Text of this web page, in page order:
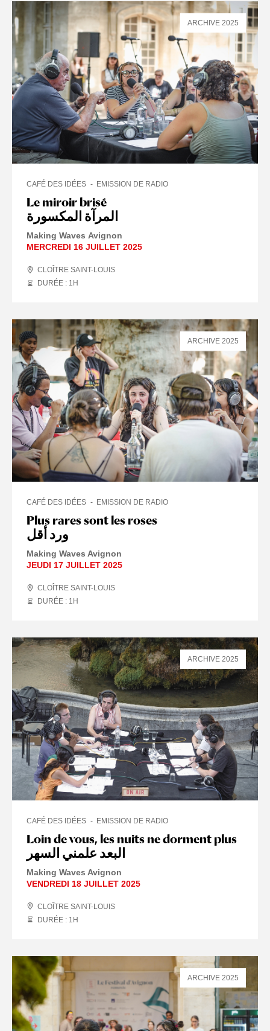
Le miroir brisé
المرآة المكسورة
CAFÉ DES IDÉES EMISSION DE RADIO
Making Waves Avignon
MERCREDI 16 JUILLET 2025
CLOÎTRE SAINT-LOUIS
DURÉE : 1 H
ARCHIVE 2025
Plus rares sont les roses
ورد أقل
CAFÉ DES IDÉES EMISSION DE RADIO
Making Waves Avignon
JEUDI 17 JUILLET 2025
CLOÎTRE SAINT-LOUIS
DURÉE : 1 H
ARCHIVE 2025
Loin de vous, les nuits ne dorment plus
البعد علمني السهر
CAFÉ DES IDÉES EMISSION DE RADIO
Making Waves Avignon
VENDREDI 18 JUILLET 2025
CLOÎTRE SAINT-LOUIS
DURÉE : 1 H
ARCHIVE 2025
ARCHIVE 2025